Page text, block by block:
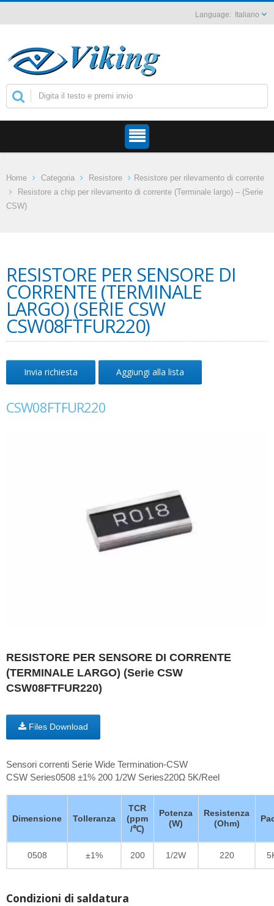
Italiano
Home Categoria Resistore
Resistore per rilevamento di corrente
Resistore a chip per rilevamento di corrente (Terminale largo) – (Serie
CSW)
RESISTORE PER SENSORE DI
CORRENTE (TERMINALE
LARGO) (SERIE CSW
CSW08FTFUR220)
Invia richiesta Aggiungi alla lista
CSW08FTFUR220
RESISTORE PER SENSORE DI CORRENTE
(TERMINALE LARGO) (Serie CSW
CSW08FTFUR220)
Files Download
Sensori correnti Serie Wide Termination-CSW
CSW Series0508 ±1% 200 1/2W Series220Ω 5K/Reel
Dimensione Tolleranza
TCR
(ppm
/℃)
Potenza
(W)
Resistenza
(Ohm)
0508 ±1% 200 1/2W 220
Condizioni di saldatura